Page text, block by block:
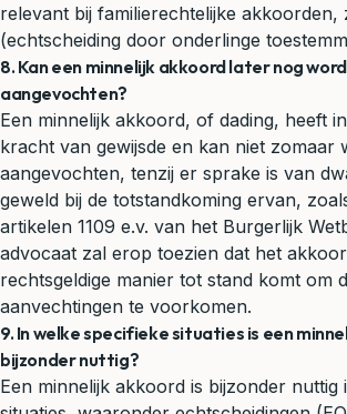
relevant bij familierechtelijke akkoorden,
(echtscheiding door onderlinge
8. Kan een minnelijk akkoord later nog
aangevochten?
Een minnelijk akkoord, of dading, heeft
kracht van gewijsde en kan niet zomaar
aangevochten, tenzij er sprake is van
geweld bij de totstandkoming ervan,
artikelen 1109 e.v. van het Burgerlijk
advocaat zal erop toezien dat het
rechtsgeldige manier tot stand komt om
aanvechtingen te voorkomen.
9. In welke specifieke situaties is een
bijzonder nuttig?
Een minnelijk akkoord is bijzonder nuttig